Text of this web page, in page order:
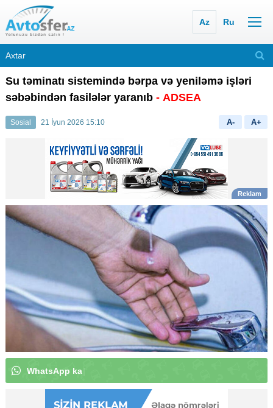
Az Ru
Su təminatı sistemində bərpa və yeniləmə işləri
səbəbindən fasilələr yaranıb - ADSEA
Sosial 21 İyun 2026 15:10 A- A+
WhatsApp ka